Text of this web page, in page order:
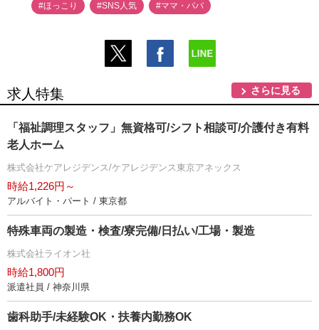
#ほっこり #SNS人気 #ママ・パパ
求人特集 さらに見る
「福祉調理スタッフ」無資格可/シフト相談可/介護付き有料
老人ホーム
株式会社ケアレジデンス/ケアレジデンス東京アネックス
時給1,226円～
アルバイト・パート / 東京都
特殊車両の製造・検査/寮完備/日払い/工場・製造
株式会社ライオン社
時給1,800円
派遣社員 / 神奈川県
歯科助手/未経験OK・扶養内勤務OK